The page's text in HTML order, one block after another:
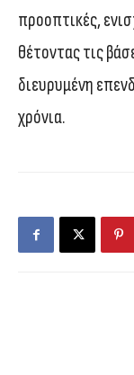
προοπτικές,
θέτοντας τις
διευρυμένη
χρόνια.